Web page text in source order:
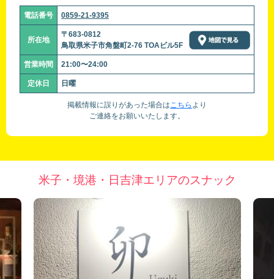
電話番号 0859-21-9395
所在地
〒683-0812
鳥取県米子市角盤町2-76 TOAビル5F
営業時間 21:00〜24:00
定休日 日曜
掲載情報に誤りがあった場合はこちら より
ご連絡をお願いいたします。
米子・境港・日吉津エリアのスナック